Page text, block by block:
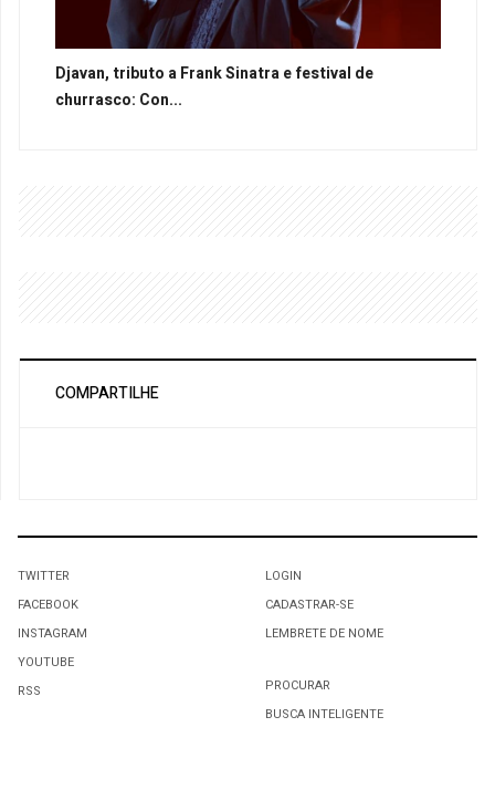
Djavan, tributo a Frank Sinatra e festival de
churrasco: Con...
COMPARTILHE
TWITTER
FACEBOOK
INSTAGRAM
YOUTUBE
RSS
LOGIN
CADASTRAR-SE
LEMBRETE DE NOME
PROCURAR
BUSCA INTELIGENTE